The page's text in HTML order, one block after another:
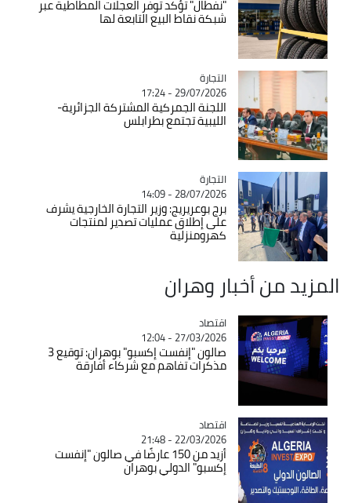
"نفطال" تؤكد توفر العجلات المطاطية عبر
شبكة نقاط البيع التابعة لها
Catégorie
التجارة
29/07/2026 - 17:24
اللجنة الجمركية المشتركة الجزائرية-
الليبية تجتمع بطرابلس
Catégorie
التجارة
28/07/2026 - 14:09
برج بوعريريج: وزير التجارة الخارجية يشرف
على إطلاق عمليات تصدير لمنتجات
كهرومنزلية
المزيد من أخبار وهران
Catégorie
اقتصاد
27/03/2026 - 12:04
صالون "إنفست إكسبو" بوهران: توقيع 3
مذكرات تفاهم مع شركاء أفارقة
Catégorie
اقتصاد
22/03/2026 - 21:48
أزيد من 150 عارضًا في صالون "إنفست
إكسبو" الدولي بوهران